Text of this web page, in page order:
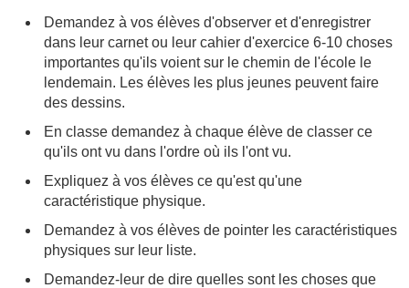
Demandez à vos élèves d'observer et d'enregistrer
dans leur carnet ou leur cahier d'exercice 6-10 choses
importantes qu'ils voient sur le chemin de l'école le
lendemain. Les élèves les plus jeunes peuvent faire
des dessins.
En classe demandez à chaque élève de classer ce
qu'ils ont vu dans l'ordre où ils l'ont vu.
Expliquez à vos élèves ce qu'est qu'une
caractéristique physique.
Demandez à vos élèves de pointer les caractéristiques
physiques sur leur liste.
Demandez-leur de dire quelles sont les choses que